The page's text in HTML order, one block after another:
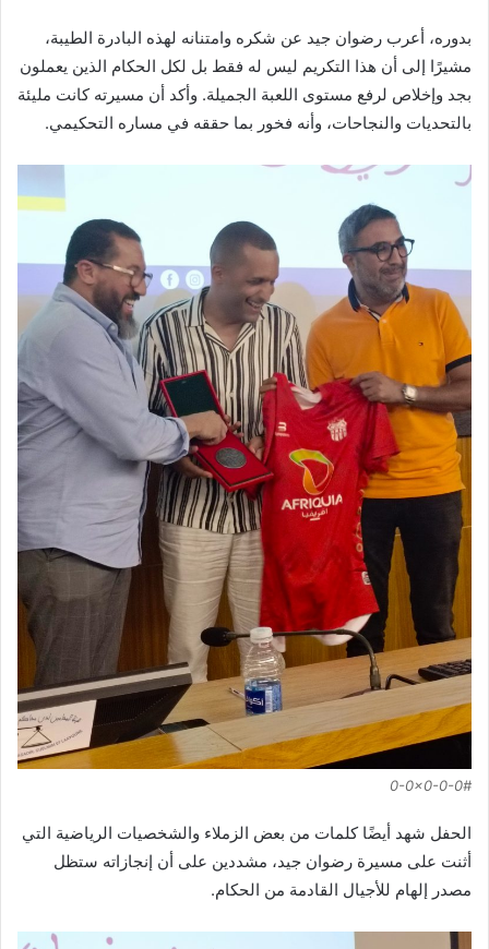
بدوره، أعرب رضوان جيد عن شكره وامتنانه لهذه البادرة الطيبة،
مشيرًا إلى أن هذا التكريم ليس له فقط بل لكل الحكام الذين يعملون
بجد وإخلاص لرفع مستوى اللعبة الجميلة. وأكد أن مسيرته كانت مليئة
بالتحديات والنجاحات، وأنه فخور بما حققه في مساره التحكيمي.
0-0x0-0-0#
الحفل شهد أيضًا كلمات من بعض الزملاء والشخصيات الرياضية التي
أثنت على مسيرة رضوان جيد، مشددين على أن إنجازاته ستظل
مصدر إلهام للأجيال القادمة من الحكام.